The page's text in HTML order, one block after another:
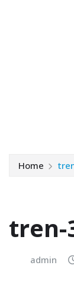
Home
tren-
admin